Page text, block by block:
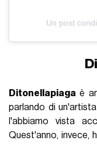
Un post
Ditonellapiaga è
parlando di un'artista
l'abbiamo vista
Quest'anno, invece,